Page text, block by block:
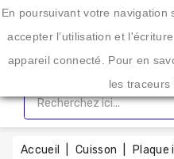
Une enseigne spécialisée
CATÉGORIE
Accueil
Lavage
Sechage
Accueil Cuisson Plaque
En poursuivant votre navigation
accepter l’utilisation et
appareil connecté. Pour en
les traceurs